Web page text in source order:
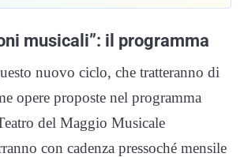
musicali”: il programma
nuovo ciclo, che tratteranno di
opere proposte nel programma
del Maggio Musicale
con cadenza pressoché mensile